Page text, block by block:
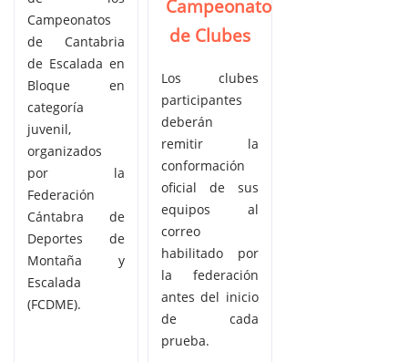
Campeonatos
de Cantabria
de Escalada en
Bloque en
categoría
juvenil,
organizados
por la
Federación
Cántabra de
Deportes de
Montaña y
Escalada
(FCDME).
Campeonato
de Clubes
Los clubes
participantes
deberán
remitir la
conformación
oficial de sus
equipos al
correo
habilitado por
la federación
antes del inicio
de cada
prueba.